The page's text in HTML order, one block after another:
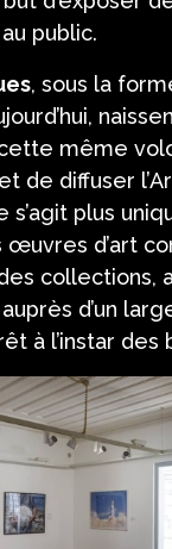
public.
, sous la
même
de diffuser
s’agit plus
d’art
collections,
d’un
à l’instar des